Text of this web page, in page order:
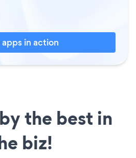
apps in action
the best in
biz!